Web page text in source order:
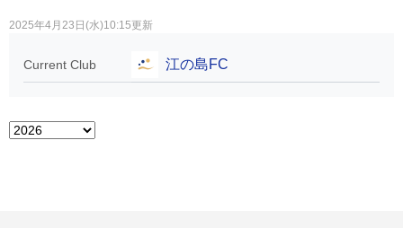
2025年4月23日(水)10:15更新
Current Club 江の島FC